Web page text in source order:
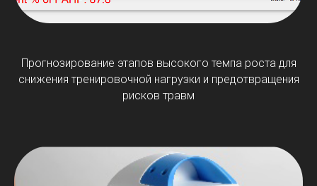
Прогнозирование этапов высокого темпа роста для
снижения тренировочной нагрузки и предотвращения
рисков травм